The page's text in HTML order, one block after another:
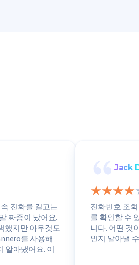
전화를 걸고는
짜증이 났어요.
했지만 아무것도
를 사용해
알아냈어요. 이
Jack
전화번호 조
를 확인할 수
니다. 어떤 것
인지 알아낼